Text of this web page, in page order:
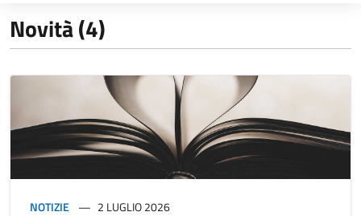
Novità (4)
NOTIZIE 2 LUGLIO 2026